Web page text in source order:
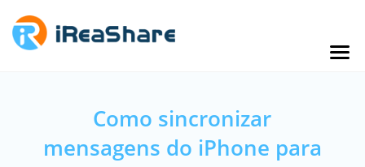
Como sincronizar
mensagens do iPhone para